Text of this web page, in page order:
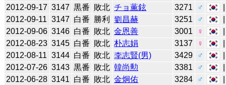
2012-09-17 3147 黒番 敗北 チョ薫鉉 3271 ♂
2012-09-11 3147 白番 勝利 劉昌赫 3251 ♂
2012-09-06 3146 白番 敗北 金恩善 3001 ♀
2012-08-23 3145 白番 敗北 朴志娟 3137 ♀
2012-08-11 3144 白番 敗北 李志賢(男) 3429 ♂
2012-07-26 3143 黒番 敗北 韓尚勲 3381 ♂
2012-06-28 3141 白番 敗北 金炯佑 3284 ♂